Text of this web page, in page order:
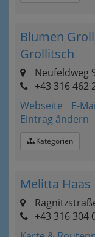
Blumen
Grollitsch
Neufeldweg
+43 316 462
Webseite
E-
Eintrag ändern
Kategorien
Melitta Haas
+43 316 304